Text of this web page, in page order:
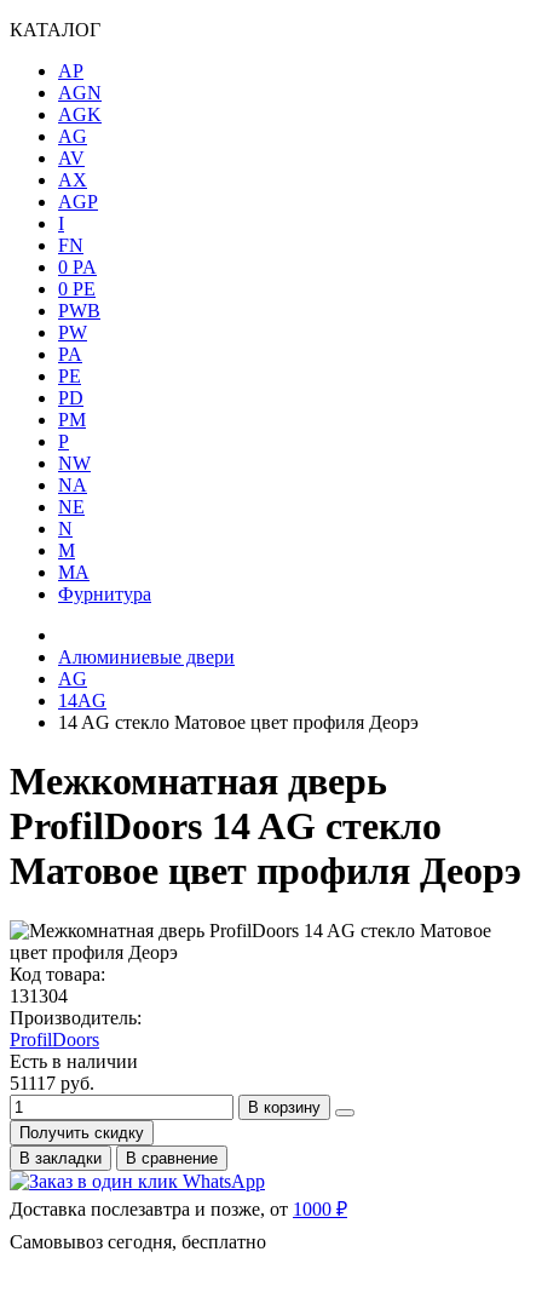
КАТАЛОГ
AP
AGN
AGK
AG
AV
AX
AGP
I
FN
0 PA
0 PE
PWB
PW
PA
PE
PD
PM
P
NW
NA
NE
N
M
MA
Фурнитура
Алюминиевые двери
AG
14AG
14 AG стекло Матовое цвет профиля Деорэ
Межкомнатная дверь
ProfilDoors 14 AG стекло
Матовое цвет профиля Деорэ
Код товара:
131304
Производитель:
ProfilDoors
Есть в наличии
51117 руб.
В корзину
Получить скидку
В закладки
В сравнение
Доставка послезавтра и позже, от 1000 ₽
Самовывоз сегодня, бесплатно